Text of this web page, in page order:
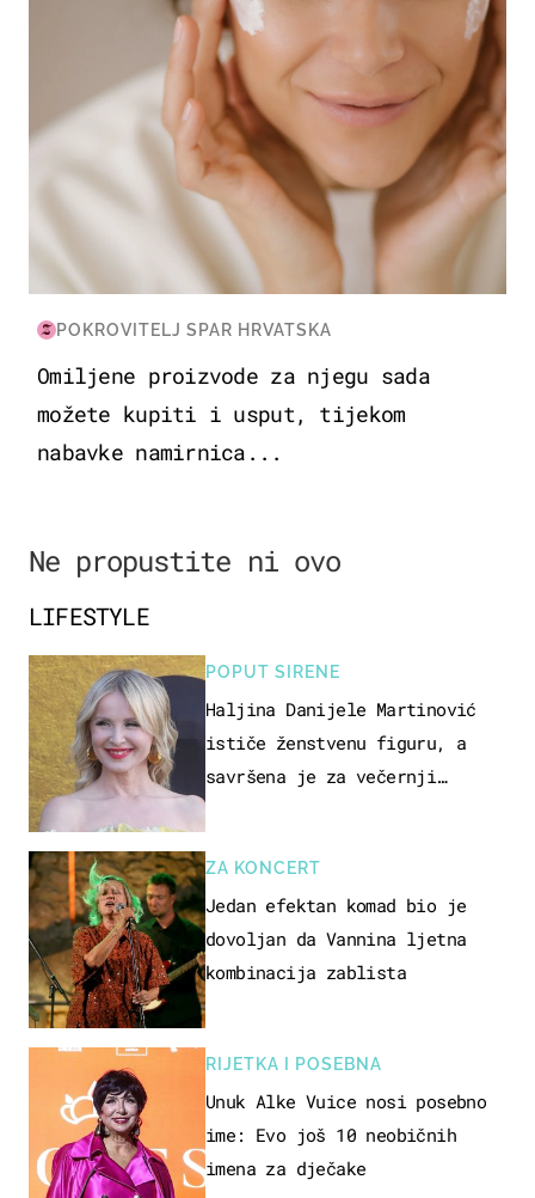
POKROVITELJ SPAR HRVATSKA
Omiljene proizvode za njegu sada
možete kupiti i usput, tijekom
nabavke namirnica...
Ne propustite ni ovo
LIFESTYLE
POPUT SIRENE
Haljina Danijele Martinović
ističe ženstvenu figuru, a
savršena je za večernji
ZA KONCERT
Jedan efektan komad bio je
dovoljan da Vannina ljetna
kombinacija zablista
RIJETKA I POSEBNA
Unuk Alke Vuice nosi posebno
ime: Evo još 10 neobičnih
imena za dječake